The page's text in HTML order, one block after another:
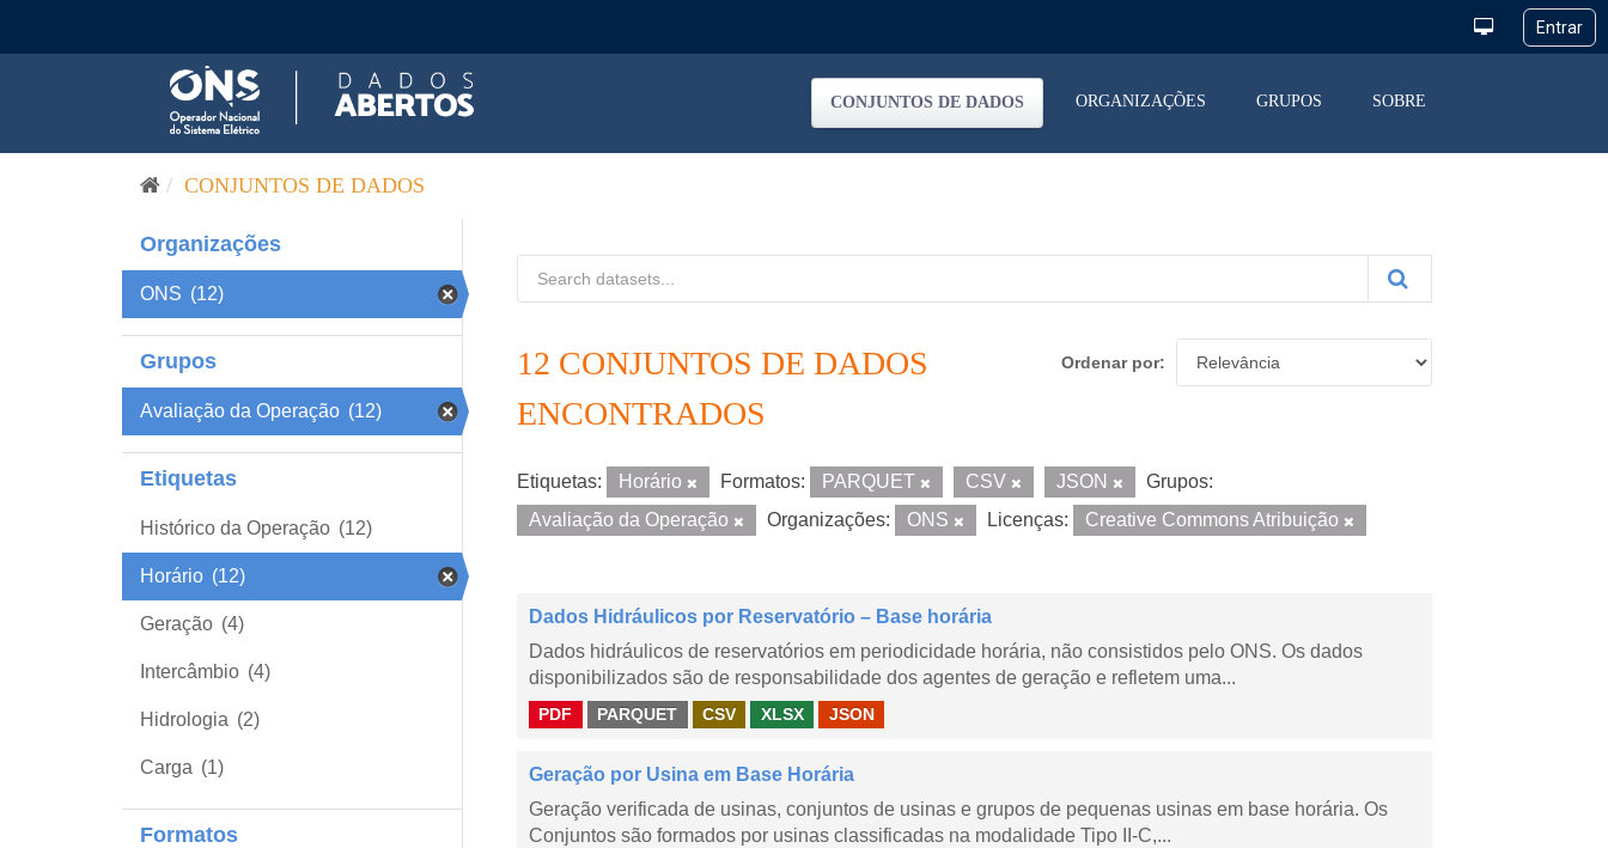
CONJUNTOS DE DADOS ORGANIZAÇÕES GRUPOS SOBRE
CONJUNTOS DE DADOS
Organizações
ONS (12)
Grupos
Avaliação da Operação (12)
Etiquetas
Histórico da Operação (12)
Horário (12)
Geração (4)
Intercâmbio (4)
Hidrologia (2)
Carga (1)
Formatos
Ordenar por
12 CONJUNTOS DE DADOS
ENCONTRADOS
Etiquetas: Horário Formatos: PARQUET CSV JSON
Grupos:
Avaliação da Operação
Organizações: ONS Licenças: Creative Commons Atribuição
Dados Hidráulicos por Reservatório – Base horária
Dados hidráulicos de reservatórios em periodicidade horária, não consistidos pelo ONS. Os dados
disponibilizados são de responsabilidade dos agentes de geração e refletem uma...
PDF PARQUET CSV XLSX JSON
Geração por Usina em Base Horária
Geração verificada de usinas, conjuntos de usinas e grupos de pequenas usinas em base horária. Os
Conjuntos são formados por usinas classificadas na modalidade Tipo II-C,...